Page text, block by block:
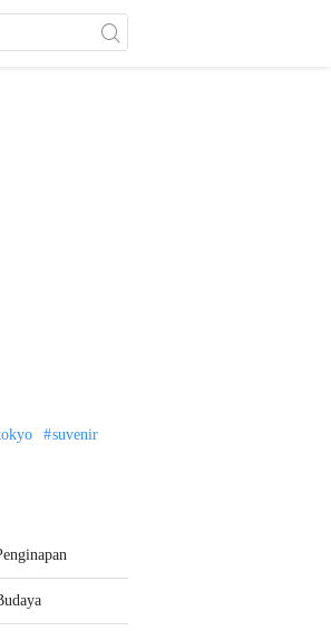
suvenir